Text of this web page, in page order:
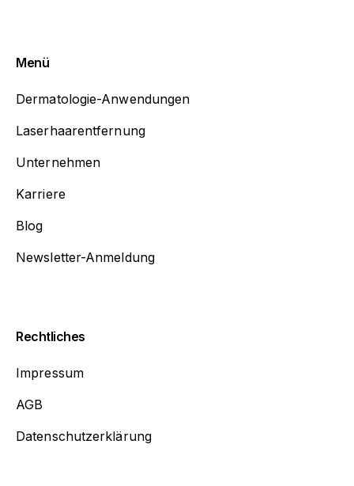
Menü
Dermatologie-Anwendungen
Laserhaarentfernung
Unternehmen
Karriere
Blog
Newsletter-Anmeldung
Rechtliches
Impressum
AGB
Datenschutzerklärung